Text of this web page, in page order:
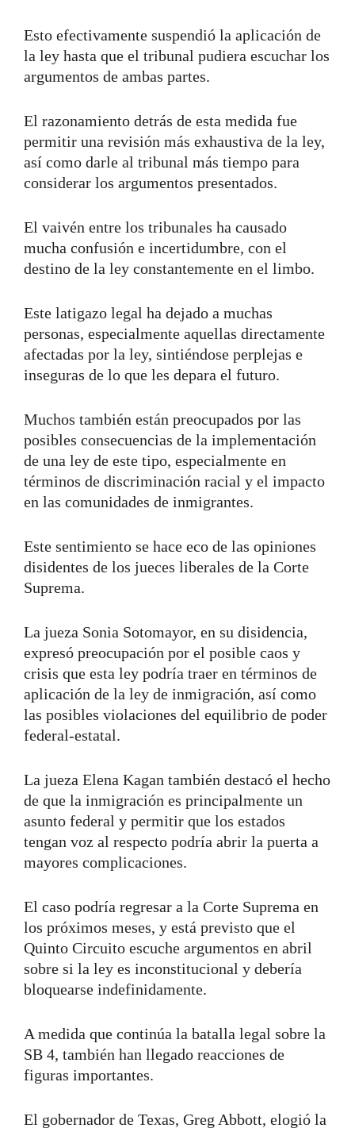
Esto efectivamente suspendió la aplicación de
la ley hasta que el tribunal pudiera escuchar los
argumentos de ambas partes.
El razonamiento detrás de esta medida fue
permitir una revisión más exhaustiva de la ley,
así como darle al tribunal más tiempo para
considerar los argumentos presentados.
El vaivén entre los tribunales ha causado
mucha confusión e incertidumbre, con el
destino de la ley constantemente en el limbo.
Este latigazo legal ha dejado a muchas
personas, especialmente aquellas directamente
afectadas por la ley, sintiéndose perplejas e
inseguras de lo que les depara el futuro.
Muchos también están preocupados por las
posibles consecuencias de la implementación
de una ley de este tipo, especialmente en
términos de discriminación racial y el impacto
en las comunidades de inmigrantes.
Este sentimiento se hace eco de las opiniones
disidentes de los jueces liberales de la Corte
Suprema.
La jueza Sonia Sotomayor, en su disidencia,
expresó preocupación por el posible caos y
crisis que esta ley podría traer en términos de
aplicación de la ley de inmigración, así como
las posibles violaciones del equilibrio de poder
federal-estatal.
La jueza Elena Kagan también destacó el hecho
de que la inmigración es principalmente un
asunto federal y permitir que los estados
tengan voz al respecto podría abrir la puerta a
mayores complicaciones.
El caso podría regresar a la Corte Suprema en
los próximos meses, y está previsto que el
Quinto Circuito escuche argumentos en abril
sobre si la ley es inconstitucional y debería
bloquearse indefinidamente.
A medida que continúa la batalla legal sobre la
SB 4, también han llegado reacciones de
figuras importantes.
El gobernador de Texas, Greg Abbott, elogió la